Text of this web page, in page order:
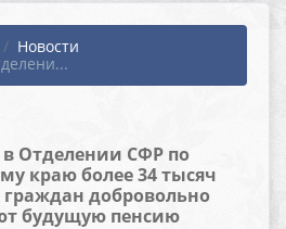
Новости
в Отделении СФР по
краю более 34 тысяч
добровольно
будущую пенсию